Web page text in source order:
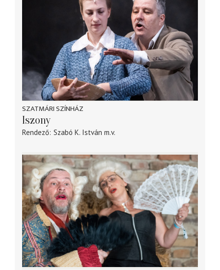
SZATMÁRI SZÍNHÁZ
Iszony
Rendező Szabó K. István m.v.